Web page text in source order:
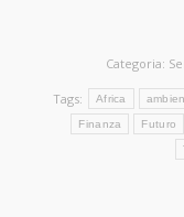
Categoria:
Tags: Africa
Finanza Futuro